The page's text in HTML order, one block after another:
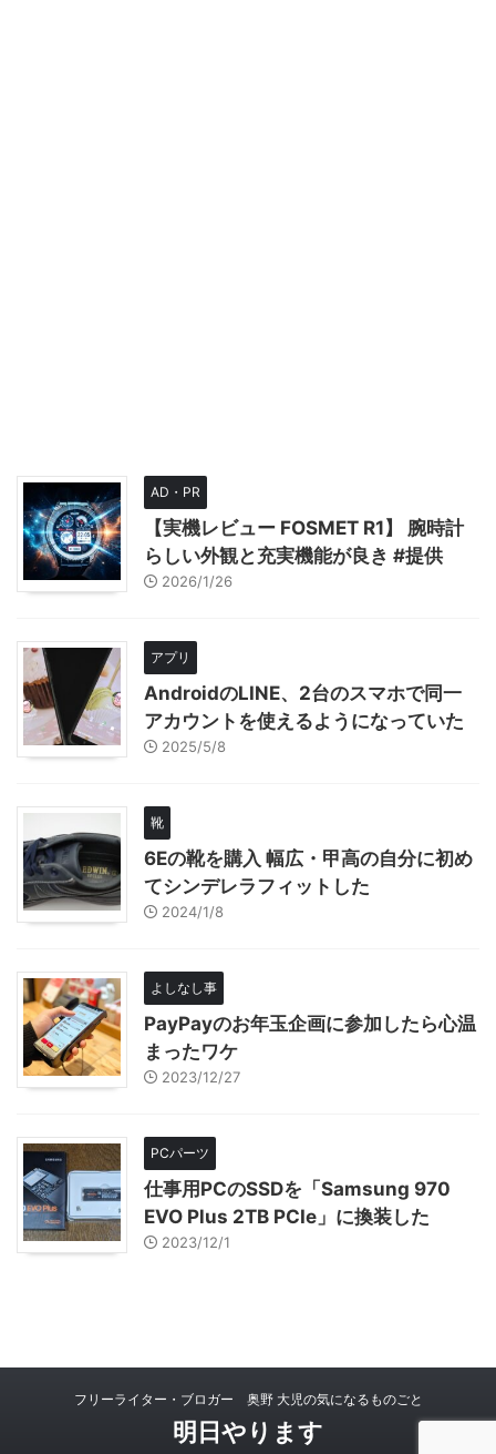
AD・PR
【実機レビュー FOSMET R1】 腕時計
らしい外観と充実機能が良き #提供
2026/1/26
アプリ
AndroidのLINE、2台のスマホで同一
アカウントを使えるようになっていた
2025/5/8
靴
6Eの靴を購入 幅広・甲高の自分に初め
てシンデレラフィットした
2024/1/8
よしなし事
PayPayのお年玉企画に参加したら心温
まったワケ
2023/12/27
PCパーツ
仕事用PCのSSDを「Samsung 970
EVO Plus 2TB PCIe」に換装した
2023/12/1
フリーライター・ブロガー 奥野 大児の気になるものごと
明日やります